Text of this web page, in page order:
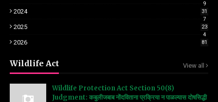
9
2024
31
7
2025
23
4
2026 81
Wildlife Act View all
Wildlife Protection Act Section 50(8)
Judgment: कबुलीजबाब नोंदविताना प्रक्रिया न पाळल्यास दोषसिद्धी